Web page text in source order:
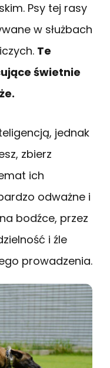
Psy tej rasy
w służbach
Te
świetnie
jednak
zbierz
ich
odważne i
bodźce, przez
i źle
prowadzenia.